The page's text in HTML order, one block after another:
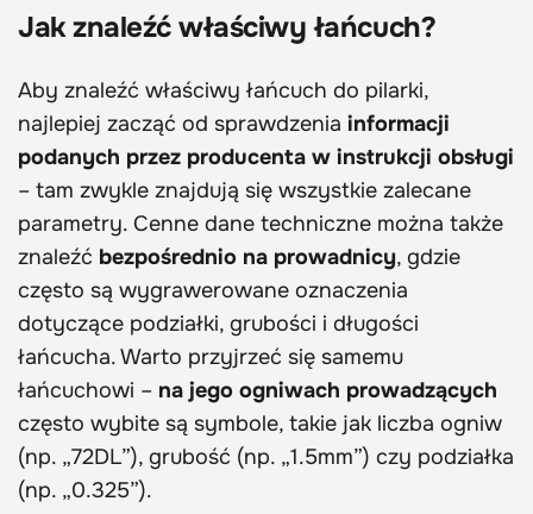
Jak znaleźć właściwy łańcuch?
Aby znaleźć właściwy łańcuch do pilarki,
najlepiej zacząć od sprawdzenia informacji
podanych przez producenta w instrukcji obsługi
– tam zwykle znajdują się wszystkie zalecane
parametry. Cenne dane techniczne można także
znaleźć bezpośrednio na prowadnicy, gdzie
często są wygrawerowane oznaczenia
dotyczące podziałki, grubości i długości
łańcucha. Warto przyjrzeć się samemu
łańcuchowi – na jego ogniwach prowadzących
często wybite są symbole, takie jak liczba ogniw
(np. „72DL”), grubość (np. „1.5mm”) czy podziałka
(np. „0.325”).